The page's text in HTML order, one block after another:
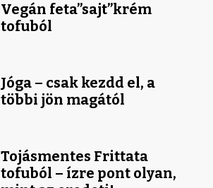
Vegán feta”sajt”krém
tofuból
Jóga – csak kezdd el, a
többi jön magától
Tojásmentes Frittata
tofuból – ízre pont olyan,